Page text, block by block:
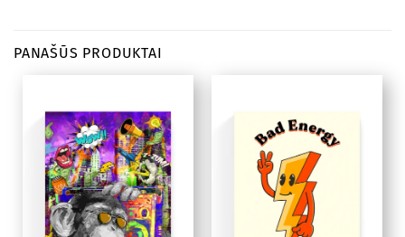
PANAŠŪS PRODUKTAI